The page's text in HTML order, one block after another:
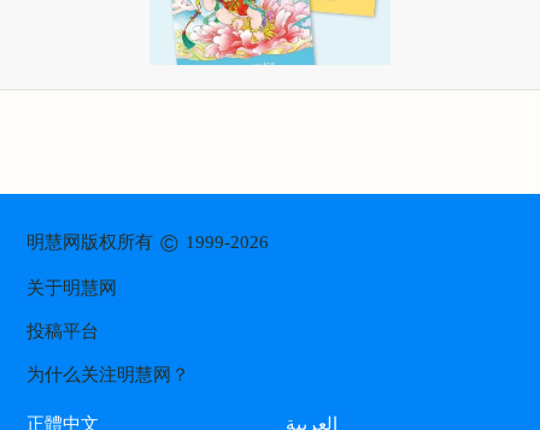
明慧网版权所有© 1999-2026
关于明慧网
投稿平台
为什么关注明慧网？
正體中文
العربية